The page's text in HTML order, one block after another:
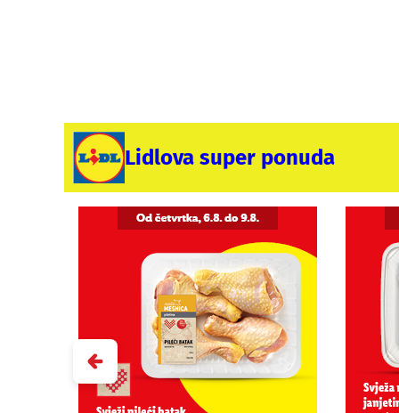
Lidlova super ponuda